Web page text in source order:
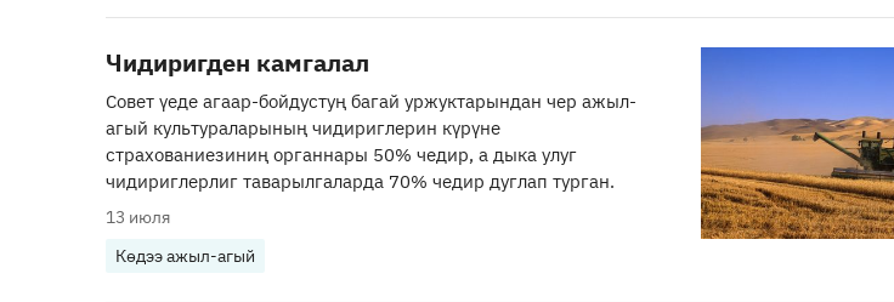
Чидиригден камгалал
Совет үеде агаар-бойдустуң багай уржуктарындан чер ажыл-
агый культураларының чидириглерин күрүне
страхованиезиниң органнары 50% чедир, а дыка улуг
чидириглерлиг таварылгаларда 70% чедир дуглап турган.
13 июля
Көдээ ажыл-агый